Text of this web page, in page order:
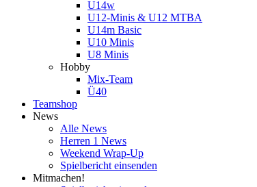
U14w
U12-Minis & U12 MTBA
U14m Basic
U10 Minis
U8 Minis
Hobby
Mix-Team
Ü40
Teamshop
News
Alle News
Herren 1 News
Weekend Wrap-Up
Spielbericht einsenden
Mitmachen!